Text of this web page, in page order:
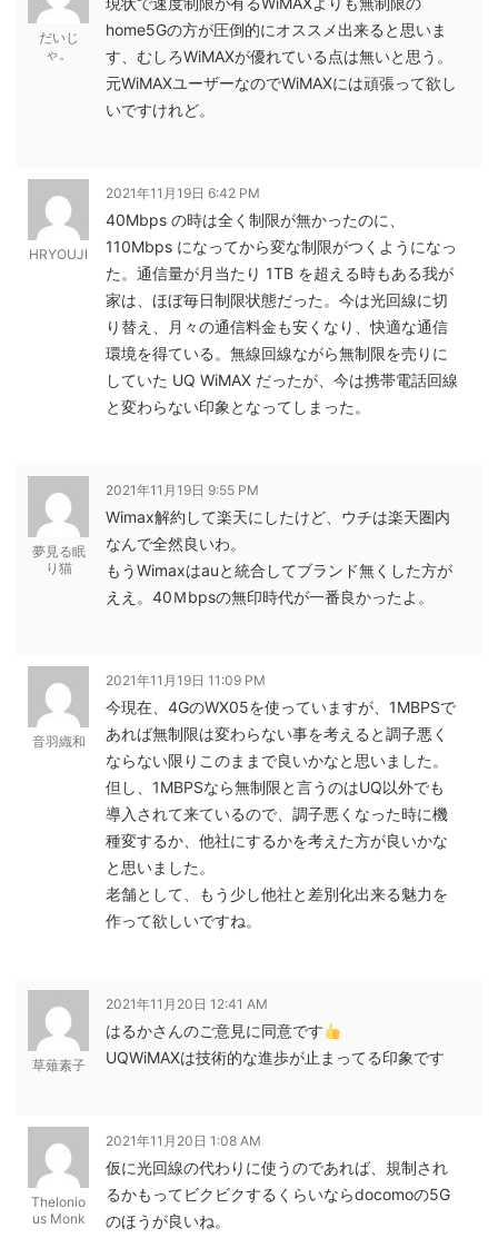
だいじ
ゃ。
home5Gの方が圧倒的にオススメ出来ると思いま
す、むしろWiMAXが優れている点は無いと思う。
元WiMAXユーザーなのでWiMAXには頑張って欲し
いですけれど。
HRYOUJI
2021年11月19日 6:42 PM
40Mbps の時は全く制限が無かったのに、
110Mbps になってから変な制限がつくようになっ
た。通信量が月当たり 1TB を超える時もある我が
家は、ほぼ毎日制限状態だった。今は光回線に切
り替え、月々の通信料金も安くなり、快適な通信
環境を得ている。無線回線ながら無制限を売りに
していた UQ WiMAX だったが、今は携帯電話回線
と変わらない印象となってしまった。
夢見る眠
り猫
2021年11月19日 9:55 PM
Wimax解約して楽天にしたけど、ウチは楽天圏内
なんで全然良いわ。
もうWimaxはauと統合してブランド無くした方が
ええ。40Ｍbpsの無印時代が一番良かったよ。
音羽織和
2021年11月19日 11:09 PM
今現在、4GのWX05を使っていますが、1MBPSで
あれば無制限は変わらない事を考えると調子悪く
ならない限りこのままで良いかなと思いました。
但し、1MBPSなら無制限と言うのはUQ以外でも
導入されて来ているので、調子悪くなった時に機
種変するか、他社にするかを考えた方が良いかな
と思いました。
老舗として、もう少し他社と差別化出来る魅力を
作って欲しいですね。
草薙素子
2021年11月20日 12:41 AM
はるかさんのご意見に同意です
UQWiMAXは技術的な進歩が止まってる印象です
Thelonio
us Monk
2021年11月20日 1:08 AM
仮に光回線の代わりに使うのであれば、規制され
るかもってビクビクするくらいならdocomoの5G
のほうが良いね。